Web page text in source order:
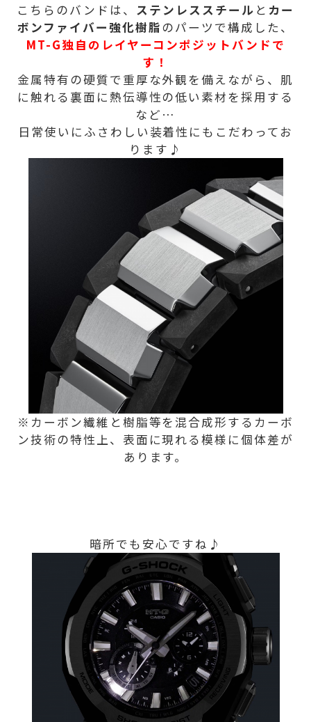
こちらのバンドは、 ステンレススチール と カー
ボンファイバー強化樹脂のパーツで構成した、
MT-G独自のレイヤーコンポジットバンドで
す！
金属特有の硬質で重厚な外観を備えながら、肌
に触れる裏面に熱伝導性の低い素材を採用する
など…
日常使いにふさわしい装着性にもこだわってお
ります♪
※カーボン繊維と樹脂等を混合成形するカーボ
ン技術の特性上、表面に現れる模様に個体差が
あります。
暗所でも安心ですね♪